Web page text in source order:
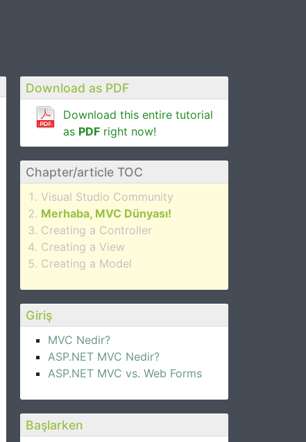
Download as PDF
Download this entire tutorial
as PDF right now!
Chapter/article TOC
Visual Studio Community
Merhaba, MVC Dünyası!
Creating a Controller
Creating a View
Creating a Model
Giriş
MVC Nedir?
ASP.NET MVC Nedir?
ASP.NET MVC vs. Web Forms
Başlarken